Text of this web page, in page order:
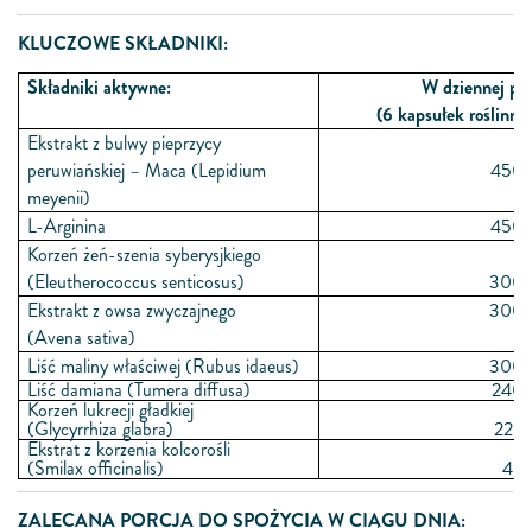
KLUCZOWE SKŁADNIKI:
Składniki aktywne:
W dziennej
(6 kapsułek
Ekstrakt z bulwy pieprzycy
peruwiańskiej – Maca (Lepidium
meyenii)
450
L-Arginina
450
Korzeń żeń-szenia syberysjkiego
(Eleutherococcus senticosus)
300
Ekstrakt z owsa zwyczajnego
(Avena sativa)
300
Liść maliny właściwej (Rubus idaeus)
300
Liść damiana (Tumera diffusa)
240
Korzeń lukrecji gładkiej
(Glycyrrhiza glabra) 228
Ekstrat z korzenia kolcorośli
(Smilax officinalis)
45
ZALECANA PORCJA DO SPOŻYCIA W CIĄGU DNIA: